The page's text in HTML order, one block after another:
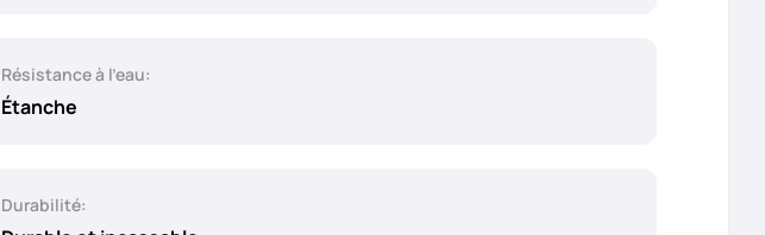
Résistance à l'eau:
Étanche
Durabilité: